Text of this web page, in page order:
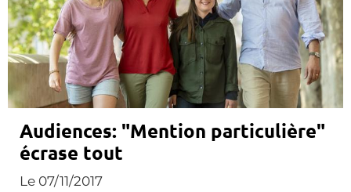
Audiences: "Mention particulière"
écrase tout
Le 07/11/2017